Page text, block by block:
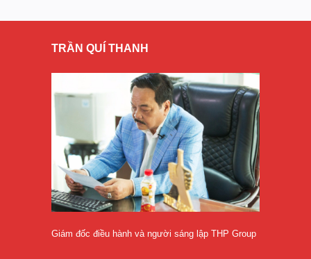
TRẦN QUÍ THANH
Giám đốc điều hành và người sáng lập THP Group